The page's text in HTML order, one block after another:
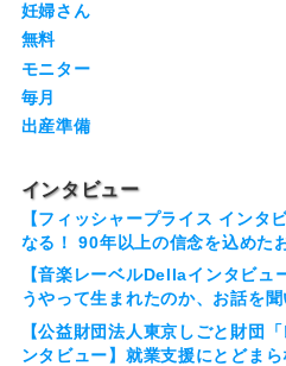
妊婦さん
無料
モニター
毎月
出産準備
インタビュー
【フィッシャープライス インタ
なる！ 90年以上の信念を込めた
【音楽レーベルDellaインタビュ
うやって生まれたのか、お話を聞
【公益財団法人東京しごと財団
ンタビュー】就業支援にとどま